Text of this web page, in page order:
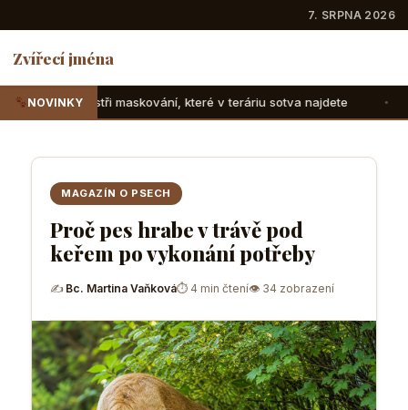
7. SRPNA 2026
Zvířecí jména
NOVINKYkteré v teráriu sotva najdete Suchozemské
MAGAZÍN O PSECH
Proč pes hrabe v trávě pod
keřem po vykonání potřeby
✍ Bc. Martina Vaňková⏱ 4 min čtení👁 34 zobrazení